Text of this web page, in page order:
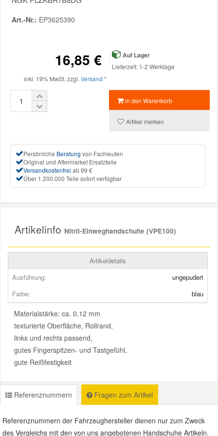
Art.-Nr.: EP3625390
16,85 €
inkl. 19% MwSt. zzgl. Versand *
Auf Lager
Lieferzeit: 1-2 Werktage
in den Warenkorb
Artikel merken
Persönliche Beratung von Fachleuten
Original und Aftermarket Ersatzteile
Versandkostenfrei ab 99 €
Über 1.200.000 Teile sofort verfügbar
Artikelinfo Nitril-Einweghandschuhe (VPE100)
Artikeldetails
Ausführung:
ungepudert
Farbe:
blau
Materialstärke: ca. 0,12 mm
texturierte Oberfläche, Rollrand,
links und rechts passend,
gutes Fingerspitzen- und Tastgefühl,
gute Reißfestigkeit
Referenznummern Fragen zum Artikel
Referenznummern der Fahrzeughersteller dienen nur zum Zweck
des Vergleichs mit den von uns angebotenen Handschuhe Artikeln.
Mazda Ersatzteile
Mini Ersatzteile
Mitsubishi Ersatzteile
Porsche Ersatzteile
Seat Ersatzteile
Toyota Ersatzteile
Vauxhall Ersatzteile
Volvo Ersatzteile